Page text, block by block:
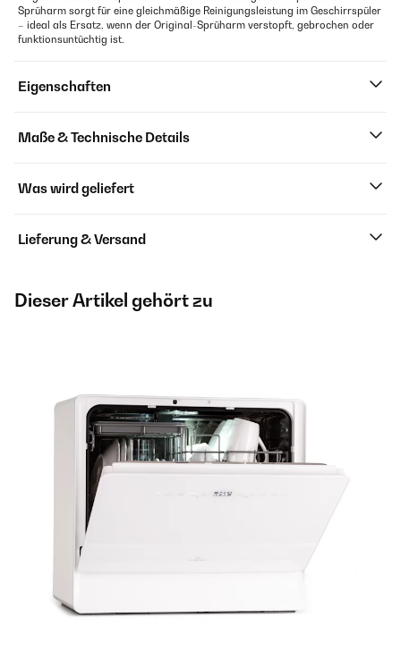
Sprüharm sorgt für eine gleichmäßige Reinigungsleistung im Geschirrspüler
– ideal als Ersatz, wenn der Original-Sprüharm verstopft, gebrochen oder
funktionsuntüchtig ist.
Eigenschaften
Maße & Technische Details
Was wird geliefert
Lieferung & Versand
Dieser Artikel gehört zu